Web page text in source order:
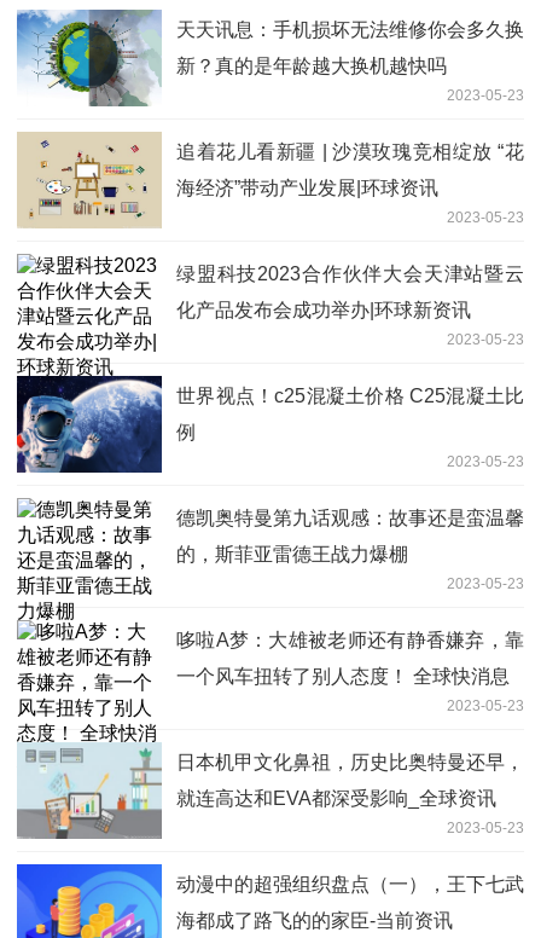
天天讯息：手机损坏无法维修你会多久换
新？真的是年龄越大换机越快吗
2023-05-23
追着花儿看新疆 | 沙漠玫瑰竞相绽放 “花
海经济”带动产业发展|环球资讯
2023-05-23
绿盟科技2023合作伙伴大会天津站暨云
化产品发布会成功举办|环球新资讯
2023-05-23
世界视点！c25混凝土价格 C25混凝土比
例
2023-05-23
德凯奥特曼第九话观感：故事还是蛮温馨
的，斯菲亚雷德王战力爆棚
2023-05-23
哆啦A梦：大雄被老师还有静香嫌弃，靠
一个风车扭转了别人态度！ 全球快消息
2023-05-23
日本机甲文化鼻祖，历史比奥特曼还早，
就连高达和EVA都深受影响_全球资讯
2023-05-23
动漫中的超强组织盘点（一），王下七武
海都成了路飞的的家臣-当前资讯